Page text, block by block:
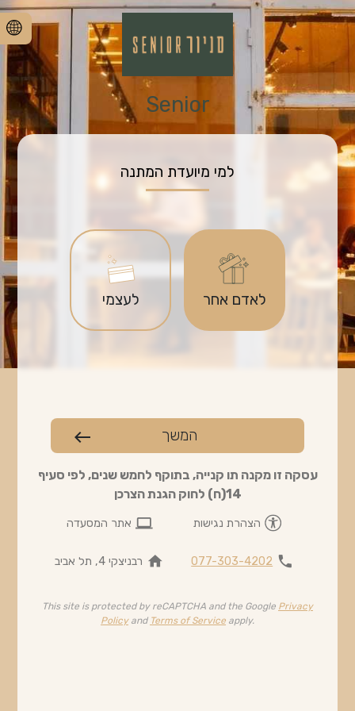
Senior
למי מיועדת המתנה
לאדם אחר לעצמי
המשך west
עסקה זו מקנה תו קנייה, בתוקף לחמש שנים, לפי סעיף
14(ח) לחוק הגנת הצרכן
הצהרת נגישות computer אתר המסעדה
phone
077-303-4202
home רבניצקי 4, תל אביב
This site is protected by reCAPTCHA and the Google Privacy
Policyand Terms of Service apply.